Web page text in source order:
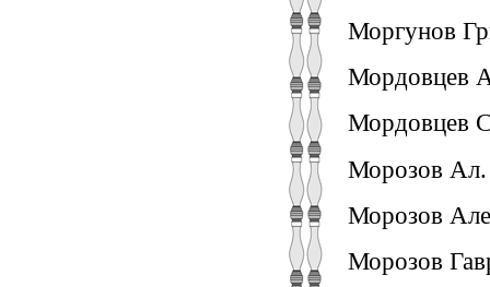
Моргунов
Мордовцев
Мордовцев
Морозов Ал.
Морозов
Морозов